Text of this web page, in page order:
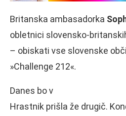
Britanska ambasadorka
obletnici slovensko-
– obiskati vse slovenske
»Challenge 212«.
Danes bo v
Hrastnik prišla že drugič.